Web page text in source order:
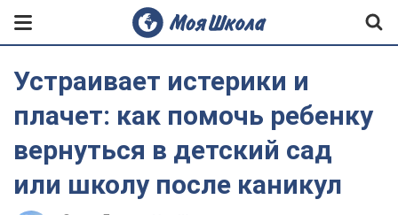
Устраивает истерики и
плачет: как помочь ребенку
вернуться в детский сад
или школу после каникул